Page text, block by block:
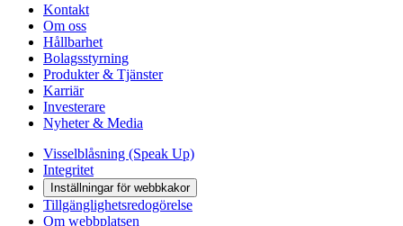
Kontakt
Om oss
Hållbarhet
Bolagsstyrning
Produkter & Tjänster
Karriär
Investerare
Nyheter & Media
Visselblåsning (Speak Up)
Integritet
Inställningar för webbkakor
Tillgänglighetsredogörelse
Om webbplatsen